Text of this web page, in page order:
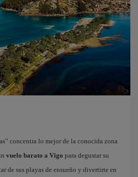
concentra lo mejor de la conocida zona
vuelo barato a Vigo para degustar su
de sus playas de ensueño y divertirte en